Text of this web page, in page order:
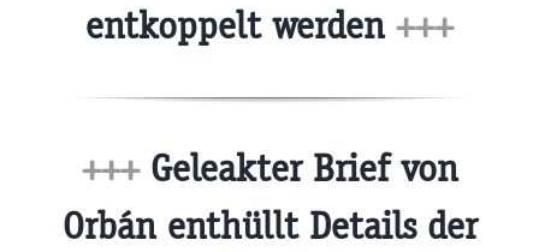
entkoppelt werden +++
+++Geleakter Brief von
Orbán enthüllt Details der